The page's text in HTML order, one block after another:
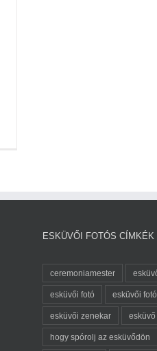
ESKÜVŐI FOTÓS CÍMKÉK
ceremoniamester
esküvői fotó esküvői
esküvői zenekar
hogy spórolj az esküvődön